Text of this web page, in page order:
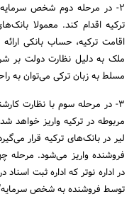
۲- در مرحله دوم شخص
ترکیه اقدام کند. معمولا
اقامت ترکیه، حساب بانکی
ملک به دلیل نظارت دولت بر
مسلط به زبان ترکی می‌توان به
۳- در مرحله سوم با نظارت
مربوطه در ترکیه واریز خواهد
لیر در بانک‌های ترکیه قرار
فروشنده واریز می‌شود. مرحله
در اداره نوتر که اداره ثبت
توسط فروشنده به شخص